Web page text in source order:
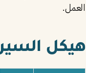
العمل.
هيكل